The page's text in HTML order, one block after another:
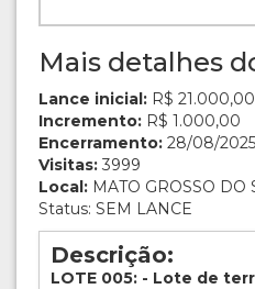
Mais detalhes
Lance inicial: R$ 21.000,00
Incremento: R$ 1.000,00
Encerramento: 28/08/
Visitas: 3999
Local: MATO GROSSO DO
Status: SEM LANCE
Descrição:
LOTE 005: - Lote de